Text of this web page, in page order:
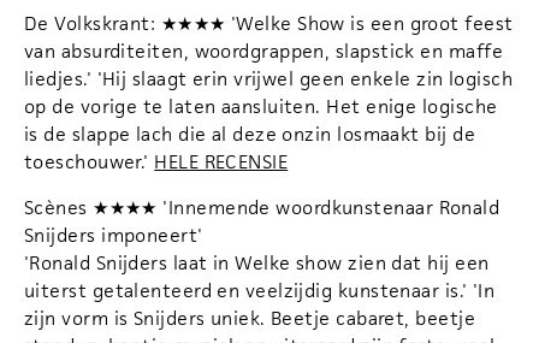
De Volkskrant: ★★★★ 'Welke Show is een groot feest
van absurditeiten, woordgrappen, slapstick en maffe
liedjes.' 'Hij slaagt erin vrijwel geen enkele zin logisch
op de vorige te laten aansluiten. Het enige logische
is de slappe lach die al deze onzin losmaakt bij de
toeschouwer.' HELE RECENSIE
Scènes ★★★★ 'Innemende woordkunstenaar Ronald
Snijders imponeert'
'Ronald Snijders laat in Welke show zien dat hij een
uiterst getalenteerd en veelzijdig kunstenaar is.' 'In
zijn vorm is Snijders uniek. Beetje cabaret, beetje